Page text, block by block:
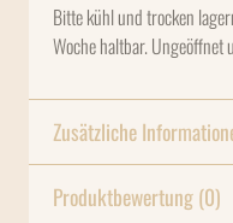
Bitte kühl und trocken
Woche haltbar.
Zusätzliche
Produktbewertung (0)